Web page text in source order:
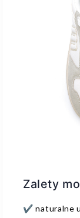
Zalety
✔ naturalne